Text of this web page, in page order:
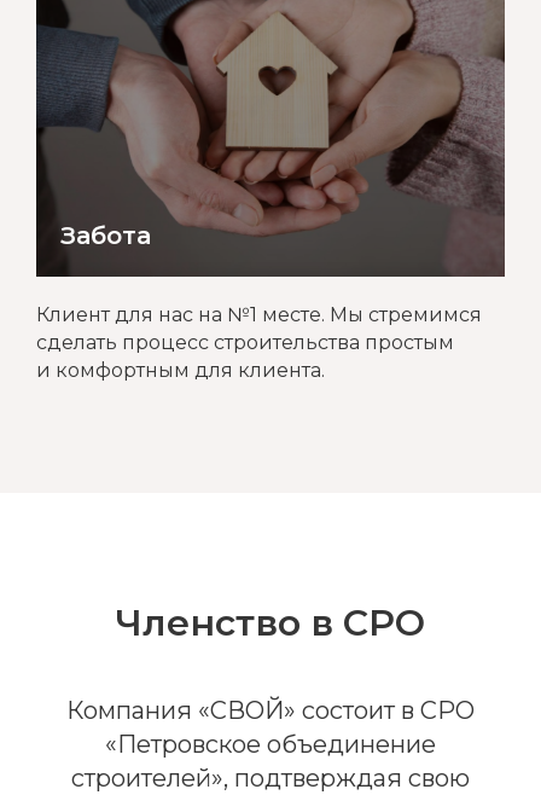
Забота
Клиент для нас на №1 месте. Мы стремимся
сделать процесс строительства простым
и комфортным для клиента.
Членство в СРО
Компания «СВОЙ» состоит в СРО
«Петровское объединение
строителей», подтверждая свою